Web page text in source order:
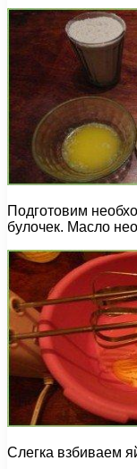
Подготовим
булочек. Масло
Слегка взбиваем